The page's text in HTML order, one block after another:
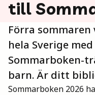
Hitta mer
Sök
till
Förra
hela Sverige
Sommarboken-
barn. Är ditt
Sommarboken 2026